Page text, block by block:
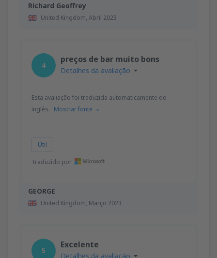
Richard Geoffrey
United Kingdom, Abril 2023
GEORGE
United Kingdom, Março 2023
4
preços de bar muito bons
Detalhes da avaliação
Esta avaliação foi traduzida automaticamente do
inglês. Mostrar fonte
Útil
Traduzido por
5
Excelente
Detalhes da avaliação